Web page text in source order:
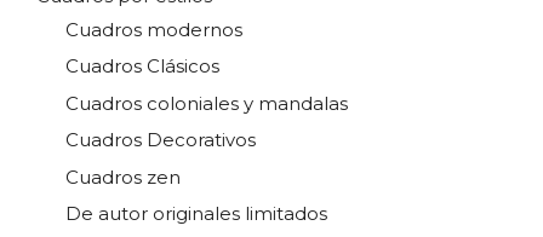
Cuadros modernos
Cuadros Clásicos
Cuadros coloniales y mandalas
Cuadros Decorativos
Cuadros zen
De autor originales limitados